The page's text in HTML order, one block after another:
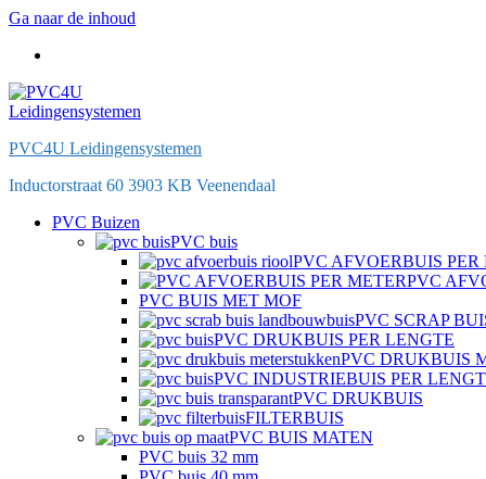
Ga naar de inhoud
PVC4U Leidingensystemen
Inductorstraat 60 3903 KB Veenendaal
PVC Buizen
PVC buis
PVC AFVOERBUIS PER
PVC
PVC BUIS MET MOF
PVC SCRAP
PVC DRUKBUIS PER LENGTE
PVC DRUKBUIS
PVC INDUSTRIEBUIS PER
PVC DRUKBUIS
FILTERBUIS
PVC BUIS MATEN
PVC buis 32 mm